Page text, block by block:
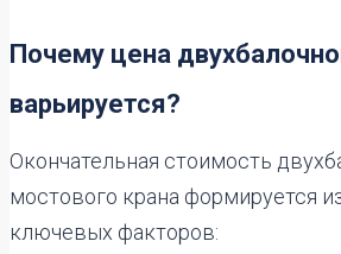
Почему цена
варьируется?
Окончательная стоимость
мостового крана формируется
ключевых факторов: